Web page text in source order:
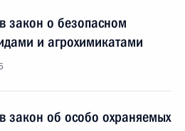
закон о безопасном
и агрохимикатами
закон об особо охраняемых